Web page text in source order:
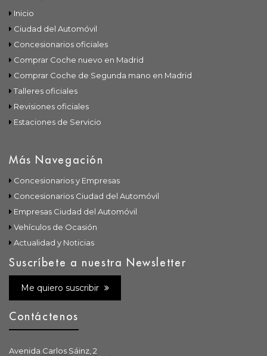
Inicio
Ciudad del Automóvil
Concesionarios oficiales
Comprar Coche nuevo en Madrid
Comprar Coche de Segunda mano en Madrid
Talleres oficiales
Revisiones oficiales
Estaciones de Servicio
Más Navegación
Concesionarios y Empresas
Concesionarios Ciudad del Automóvil
Empresas Ciudad del Automóvil
Vehículos de Ocasión
Actualidad y Noticias
Suscríbete a nuestra Newsletter
Me quiero suscribir
Contáctenos
Avenida Carlos Sáinz, 2